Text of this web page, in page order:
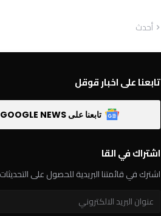
أحدث
تابعنا على اخبار قوقل
تابعنا على GOOGLE NEWS
اشتراك في القا
اشترك في قائمتنا البريدية للحصول على